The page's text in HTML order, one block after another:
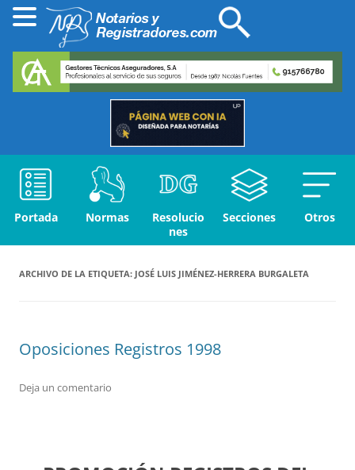
Portada Normas
Resolucio
nes
Secciones Otros
ARCHIVO DE LA ETIQUETA: JOSÉ LUIS JIMÉNEZ-HERRERA BURGALETA
Oposiciones Registros 1998
Deja un comentario